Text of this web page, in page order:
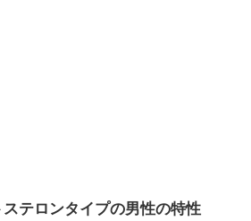
ステロンタイプの男性の特性